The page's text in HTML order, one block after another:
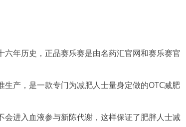
年历史，正品赛乐赛是由名药汇官网和赛乐赛官
产，是一款专门为减肥人士量身定做的OTC减肥
进入血液参与新陈代谢，这样保证了肥胖人士减